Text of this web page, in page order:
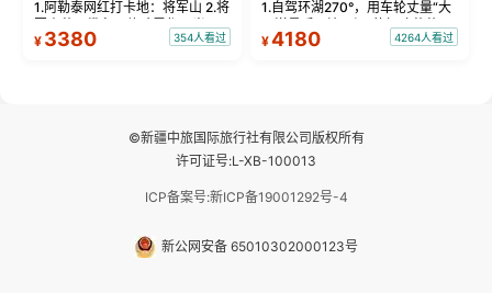
1.阿勒泰网红打卡地：将军山 2.将
军山落日缆车，体验雪都风光 3.
将军山，夕阳派对，蹦迪party 4.
¥ 3380 354人看过
1.自驾环湖270°，用车轮丈量“大
西洋最后一滴眼泪”的极致蔚蓝，
让雪山、花海与深邃湖水在转弯
¥4180 4264人看过
©新疆中旅国际旅行社有限公司版权所有
许可证号:L-XB-100013
ICP备案号:新ICP备19001292号-4
新公网安备 65010302000123号